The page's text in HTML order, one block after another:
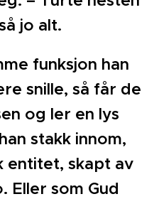
jo alt.
funksjon han
snille, så får de
og ler en lys
stakk innom,
entitet, skapt av
Eller som Gud